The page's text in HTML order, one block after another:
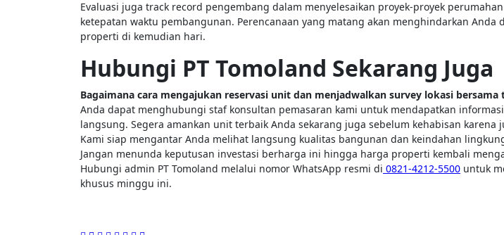
Evaluasi juga track record pengembang dalam menyelesaikan proyek-proyek
ketepatan waktu pembangunan. Perencanaan yang matang akan menghindarkan Anda
properti di kemudian hari.
Hubungi PT Tomoland Sekarang Juga
Bagaimana cara mengajukan reservasi unit dan menjadwalkan survey lokasi bersama
Anda dapat menghubungi staf konsultan pemasaran kami untuk mendapatkan
langsung. Segera amankan unit terbaik Anda sekarang juga sebelum kehabisan karena
Kami siap mengantar Anda melihat langsung kualitas bangunan dan keindahan
Jangan menunda keputusan investasi berharga ini hingga harga properti kembali
Hubungi admin PT Tomoland melalui nomor WhatsApp resmi di 0821-4212-5500 untuk
khusus minggu ini.